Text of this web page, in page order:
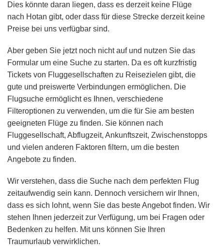
Dies könnte daran liegen, dass es derzeit keine Flüge
nach Hotan gibt, oder dass für diese Strecke derzeit keine
Preise bei uns verfügbar sind.
Aber geben Sie jetzt noch nicht auf und nutzen Sie das
Formular um eine Suche zu starten. Da es oft kurzfristig
Tickets von Fluggesellschaften zu Reisezielen gibt, die
gute und preiswerte Verbindungen ermöglichen. Die
Flugsuche ermöglicht es Ihnen, verschiedene
Filteroptionen zu verwenden, um die für Sie am besten
geeigneten Flüge zu finden. Sie können nach
Fluggesellschaft, Abflugzeit, Ankunftszeit, Zwischenstopps
und vielen anderen Faktoren filtern, um die besten
Angebote zu finden.
Wir verstehen, dass die Suche nach dem perfekten Flug
zeitaufwendig sein kann. Dennoch versichern wir Ihnen,
dass es sich lohnt, wenn Sie das beste Angebot finden. Wir
stehen Ihnen jederzeit zur Verfügung, um bei Fragen oder
Bedenken zu helfen. Mit uns können Sie Ihren
Traumurlaub verwirklichen.